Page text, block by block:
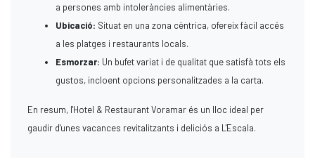
a persones amb intoleràncies alimentàries.
Ubicació: Situat en una zona cèntrica, ofereix fàcil accés
a les platges i restaurants locals.
Esmorzar: Un bufet variat i de qualitat que satisfà tots els
gustos, incloent opcions personalitzades a la carta.
En resum, l'Hotel & Restaurant Voramar és un lloc ideal per
gaudir d'unes vacances revitalitzants i deliciós a L'Escala.